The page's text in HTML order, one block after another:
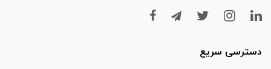
دسترسی سریع